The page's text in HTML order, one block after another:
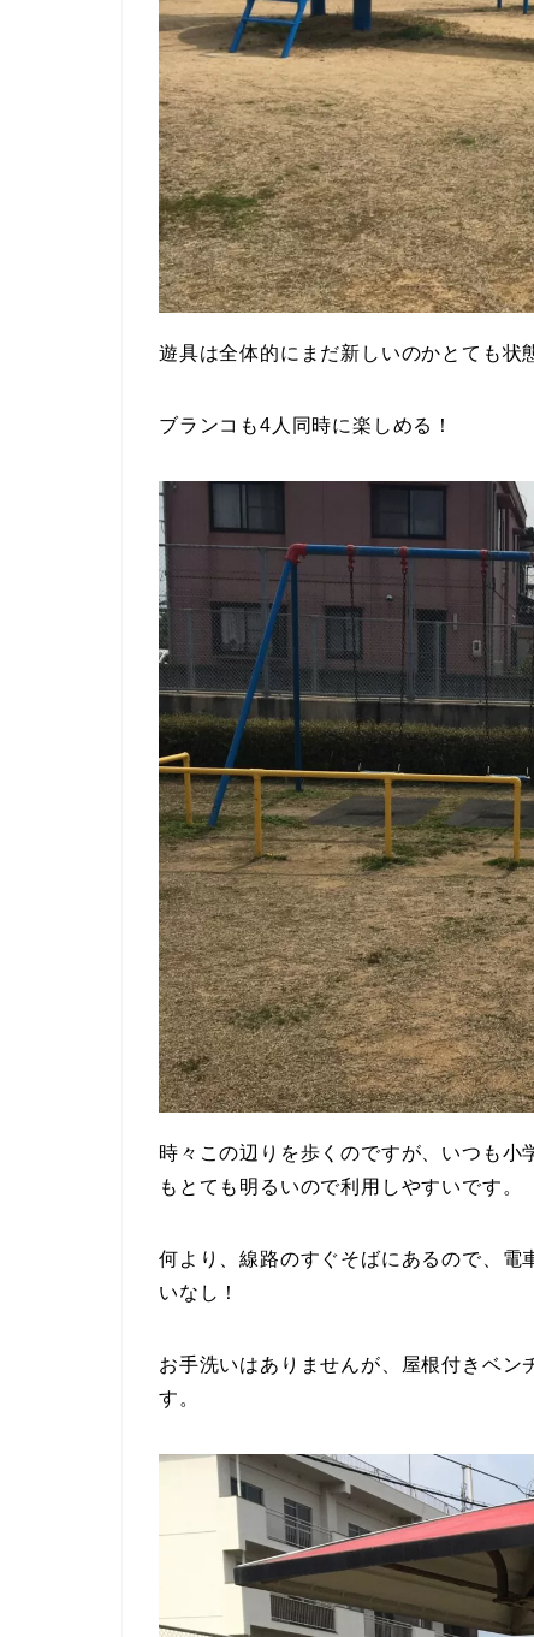
遊具は全体的にまだ新しいのかとても状
ブランコも4人同時に楽しめる！
時々この辺りを歩くのですが、いつも
もとても明るいので利用しやすいです。
何より、線路のすぐそばにあるので、電
いなし！
お手洗いはありませんが、屋根付きベ
す。